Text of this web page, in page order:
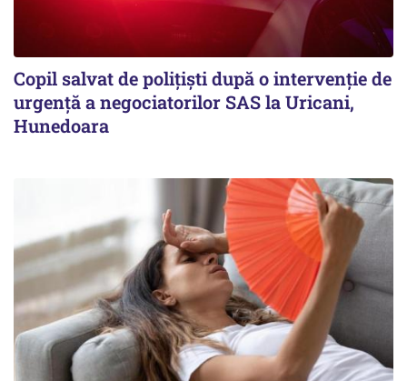
Copil salvat de polițiști după o intervenție de
urgență a negociatorilor SAS la Uricani,
Hunedoara